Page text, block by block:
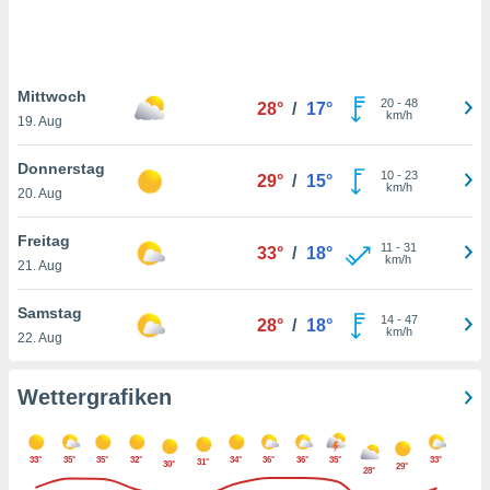
können
von
und
klicken.
und
Mittwoch
19. Aug
28° / 17° 20- 48
km/h
Donnerstag
20. Aug
29° / 15° 10- 23
km/h
Freitag
21. Aug
33° / 18° 11 - 31
km/h
Samstag
22. Aug
28° / 18° 14- 47
km/h
Wettergrafiken
33° 35° 35° 32° 30° 31° 34° 36° 36°
35°
28°
29°
33°